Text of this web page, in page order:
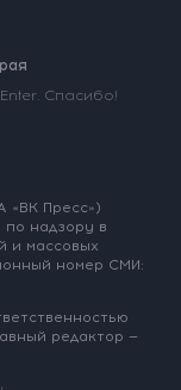
Спасибо!
«ВК Пресс»)
надзору в
и массовых
номер СМИ:
редактор —